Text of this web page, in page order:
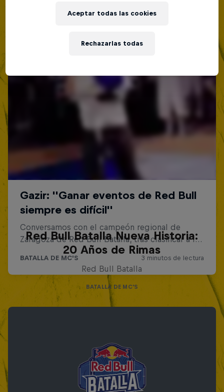
Red Bull Batalla Nueva Historia:
20 Años de Rimas
Red Bull Batalla
BATALLA DE MC'S
Rechazarlas todas
Aceptar todas las cookies